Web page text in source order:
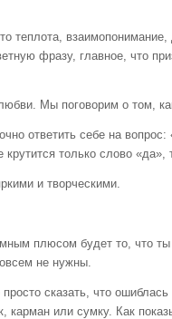
взаимопонимание,
фразу, главное, что
Мы поговорим о том, как
себе на вопрос:
только слово
и творческими.
плюсом будет то, что ты
не нужны.
сказать, что ошиблась
или сумку. Как